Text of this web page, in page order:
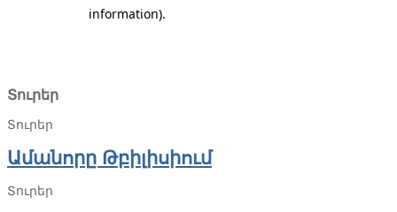
Տուրեր
Տուրեր
Ամանորը Թբիլիսիում
Տուրեր